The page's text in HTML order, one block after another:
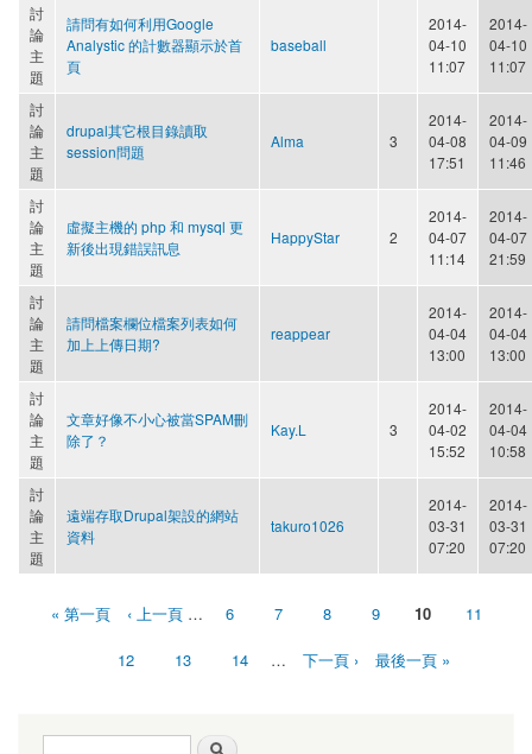
討
論
主
題
請問有如何利用Google
Analystic 的計數器顯示於首
頁
baseball
2014-
04-10
11:07
2014-
04-10
11:07
討
論
主
題
drupal其它根目錄讀取
session問題
Alma 3
2014-
04-08
17:51
2014-
04-09
11:46
討
論
主
題
虛擬主機的 php 和 mysql 更
新後出現錯誤訊息
HappyStar 2
2014-
04-07
11:14
2014-
04-07
21:59
討
論
主
題
請問檔案欄位檔案列表如何
加上上傳日期?
reappear
2014-
04-04
13:00
2014-
04-04
13:00
討
論
主
題
文章好像不小心被當SPAM刪
除了？
Kay.L 3
2014-
04-02
15:52
2014-
04-04
10:58
討
論
主
題
遠端存取Drupal架設的網站
資料
takuro1026
2014-
03-31
07:20
2014-
03-31
07:20
« 第一頁 ‹ 上一頁 … 6 7 8 9 10 11
12 13 14 … 下一頁 › 最後一頁 »
搜尋表單